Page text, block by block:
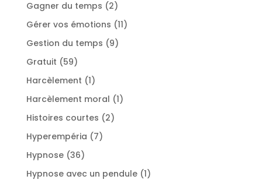
Gagner du temps 22
produits
Gérer vos émotions 1111
Gestion du temps 99
Gratuit 5959
produits
Harcèlement 11
produit
Harcèlement moral 11
Histoires courtes 22
Hyperempéria 77
Hypnose 3636
Hypnose avec un pendule 11